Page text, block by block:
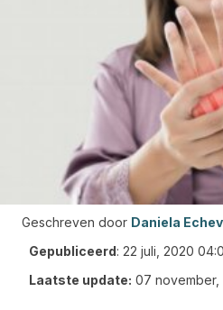
Geschreven door Daniela
Gepubliceerd: 22 juli, 2020
Laatste update: 07 november,